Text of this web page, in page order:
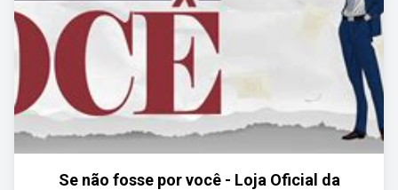
Se não fosse por você - Loja Oficial da